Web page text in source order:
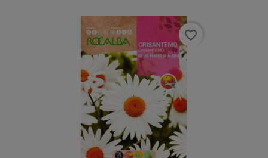
favorite_border